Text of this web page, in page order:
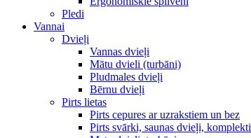
Pledi
Vannai
Dvieļi
Vannas dvieļi
Mātu dvieli (turbāni)
Pludmales dvieļi
Bērnu dvieļi
Pirts lietas
Pirts cepures ar uzrakstiem un bez
Pirts svārki, saunas dvieļi, komplekti